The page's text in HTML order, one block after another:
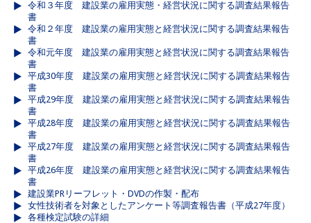
令和３年度 建設業の雇用実態・経営状況に関する調査結果報告
書
令和２年度 建設業の雇用実態と経営状況に関する調査結果報告
書
令和元年度 建設業の雇用実態と経営状況に関する調査結果報告
書
平成30年度 建設業の雇用実態と経営状況に関する調査結果報告
書
平成29年度 建設業の雇用実態と経営状況に関する調査結果報告
書
平成28年度 建設業の雇用実態と経営状況に関する調査結果報告
書
平成27年度 建設業の雇用実態と経営状況に関する調査結果報告
書
平成26年度 建設業の雇用実態と経営状況に関する調査結果報告
書
建設業PRリーフレット・DVDの作製・配布
女性技術者を対象としたアンケート等調査報告書（平成27年度）
各種検定試験の詳細